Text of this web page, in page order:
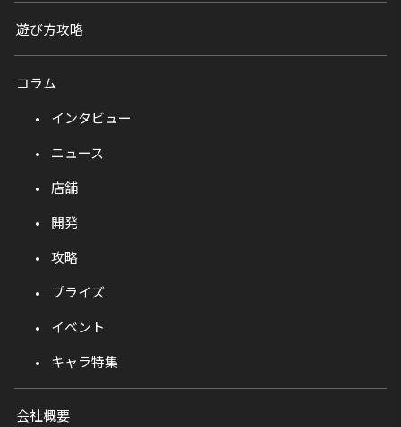
遊び方攻略
コラム
インタビュー
ニュース
店舗
開発
攻略
プライズ
イベント
キャラ特集
会社概要